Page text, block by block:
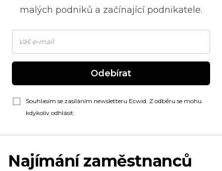
malých podniků a začínající podnikatele.
Odebírat
Souhlasím se zasíláním newsletteru Ecwid. Z odběru se mohu
kdykoliv odhlásit.
Najímání zaměstnanců